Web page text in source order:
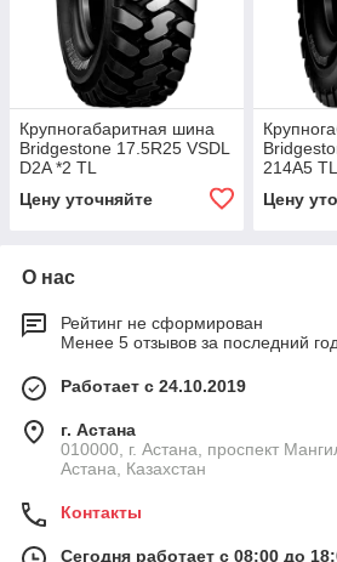
Крупногабаритная шина
Bridgestone 17.5R25 VSDL
D2A *2 TL
Цену уточняйте
214A5
Цену
О нас
Рейтинг не сформирован
Менее 5 отзывов за последний
Работает с 24.10.2019
г. Астана
010000, г. Астана, проспект
Астана, Казахстан
Контакты
Сегодня работает с 08:00 до